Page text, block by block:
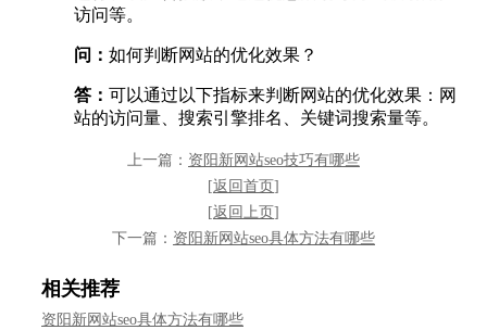
访问等。
问： 如何判断网站的优化效果？
答： 可以通过以下指标来判断网站的优化效果：网
站的访问量、搜索引擎排名、关键词搜索量等。
上一篇： 资阳新网站seo技巧有哪些
[返回首页 ]
[返回上页 ]
下一篇： 资阳新网站seo具体方法有哪些
相关推荐
资阳新网站seo具体方法有哪些